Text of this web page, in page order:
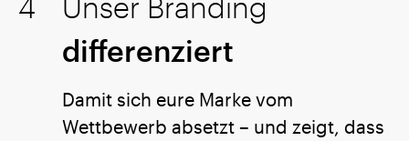
differenziert
Damit sich eure Marke vom
Wettbewerb absetzt – und zeigt, dass